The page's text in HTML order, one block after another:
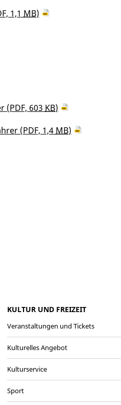
1,1 MB)
(PDF, 603 KB)
(PDF, 1,4MB)
KULTUR UND FREIZEIT
Veranstaltungen und Tickets
Kulturelles Angebot
Kulturservice
Sport